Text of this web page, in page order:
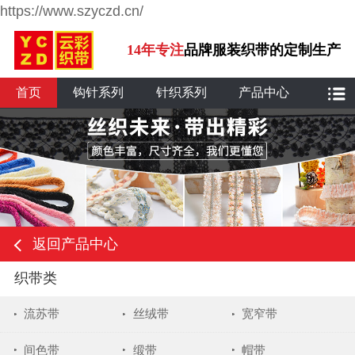
https://www.szyczd.cn/
14年专注品牌服装织带的定制生产
首页 钩针系列 针织系列 产品中心
返回产品中心
织带类
流苏带 丝绒带 宽窄带
间色带 缎带 帽带